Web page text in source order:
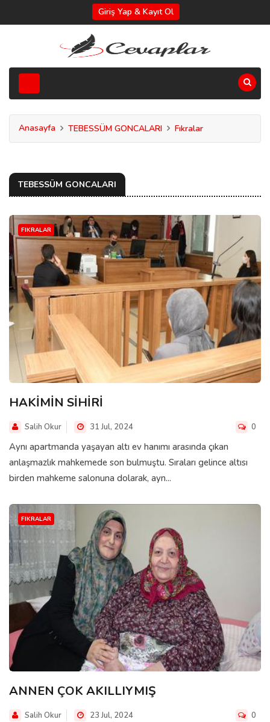
Giriş Yap & Kayıt Ol
Anasayfa TEBESSÜM GONCALARI Fıkralar
TEBESSÜM GONCALARI
FIKRALAR
HAKİMİN SİHİRİ
Salih Okur 31 Jul, 2024 0
Aynı apartmanda yaşayan altı ev hanımı arasında çıkan
anlaşmazlık mahkemede son bulmuştu. Sıraları gelince altısı
birden mahkeme salonuna dolarak, ayn...
FIKRALAR
ANNEN ÇOK AKILLIYMIŞ
Salih Okur 23 Jul, 2024 0